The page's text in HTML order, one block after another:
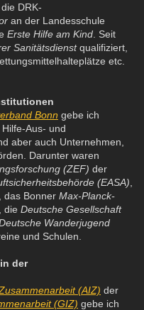
DRK-
an der Landesschule
Erste Hilfe am Kind . Seit
Sanitätsdienstqualifiziert,
etc.
Bonn gebe ich
Aus- und
aber auch Unternehmen,
Darunter waren
(ZEF) der
(EASA)
, das Bonner Max-Planck-
, die Deutsche Gesellschaft
Wanderjugend
und Schulen.
der
(AIZ) der
(GIZ) gebe ich